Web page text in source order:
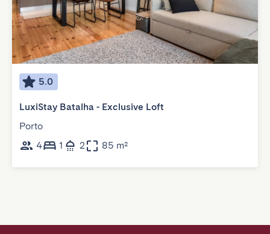
5.0
LuxiStay Batalha - Exclusive Loft
Porto
4
1 2 85 m²